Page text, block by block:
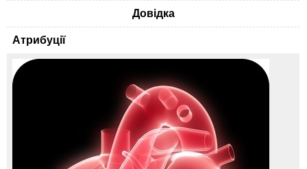
Довідка
Атрибуції